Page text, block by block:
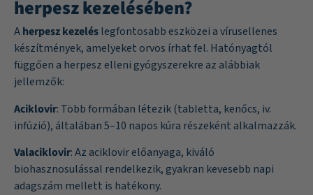
herpesz kezelésében?
Aherpesz kezeléslegfontosabb eszközei a vírusellenes
készítmények, amelyeket orvos írhat fel. Hatónyagtól
függően a herpesz elleni gyógyszerekre az alábbiak
jellemzők:
Aciklovir: Több formában létezik (tabletta, kenőcs, iv.
infúzió), általában 5–10 napos kúra részeként alkalmazzák.
Valaciklovir: Az aciklovir előanyaga, kiváló
biohasznosulással rendelkezik, gyakran kevesebb napi
adagszám mellett is hatékony.